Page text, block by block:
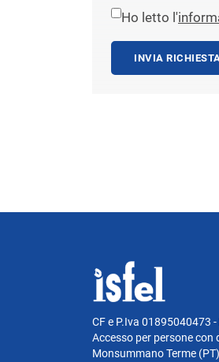
Ho letto l'
INVIA
CF e P.Iva 01895040473
Accesso per persone con
Monsummano Terme